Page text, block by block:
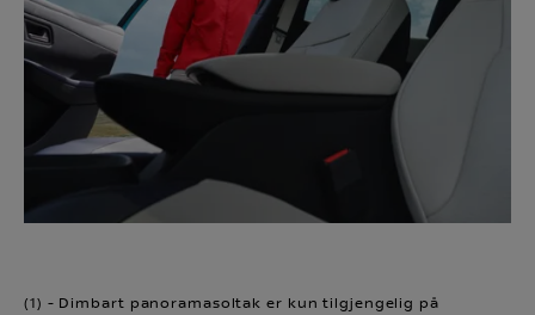
(1) - Dimbart panoramasoltak er kun tilgjengelig på